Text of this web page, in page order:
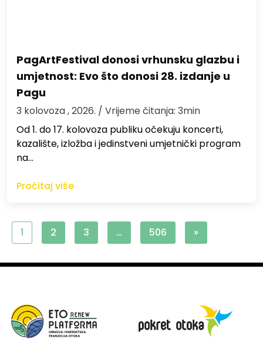
PagArtFestival donosi vrhunsku glazbu i
umjetnost: Evo što donosi 28. izdanje u
Pagu
3 kolovoza , 2026. / Vrijeme čitanja: 3min
Od 1. do 17. kolovoza publiku očekuju koncerti,
kazalište, izložba i jedinstveni umjetnički program
na…
Pročitaj više
1 2 3 … 506 »